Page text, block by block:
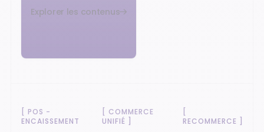
Explorer les contenus
[POS -
ENCAISSEMENT
COMMERCE
UNIFIÉ
RECOMMERCE